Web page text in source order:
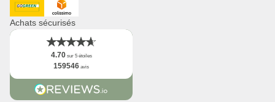
App
Faits
DHL GoGreenCollisimo
Achats sécurisés
4.70sur 5 étoiles
159546 avis